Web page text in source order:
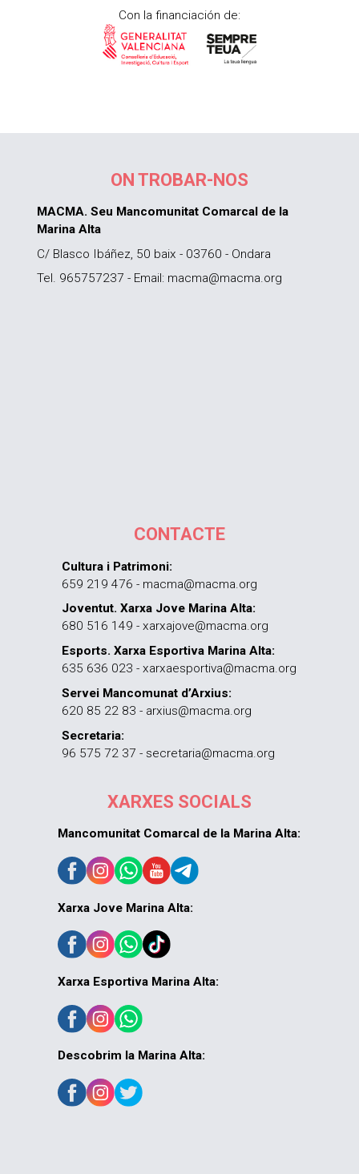
Con la financiación de:
ON TROBAR-NOS
MACMA. Seu Mancomunitat Comarcal de la
Marina Alta
C/ Blasco Ibáñez, 50 baix - 03760 - Ondara
Tel. 965757237 - Email: macma@macma.org
CONTACTE
Cultura i Patrimoni:
659 219 476 - macma@macma.org
Joventut. Xarxa Jove Marina Alta:
680 516 149 - xarxajove@macma.org
Esports. Xarxa Esportiva Marina Alta:
635 636 023 - xarxaesportiva@macma.org
Servei Mancomunat d’Arxius:
620 85 22 83 - arxius@macma.org
Secretaria:
96 575 72 37 - secretaria@macma.org
XARXES SOCIALS
Mancomunitat Comarcal de la Marina Alta:
Xarxa Jove Marina Alta:
Xarxa Esportiva Marina Alta:
Descobrim la Marina Alta: